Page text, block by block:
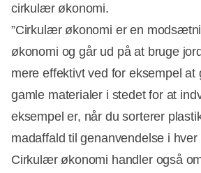
cirkulær økonomi.
”Cirkulær økonomi er en
økonomi og går ud på at bruge
mere effektivt ved for eksempel at
gamle materialer i stedet for at
eksempel er, når du sorterer
madaffald til genanvendelse i hver
Cirkulær økonomi handler også